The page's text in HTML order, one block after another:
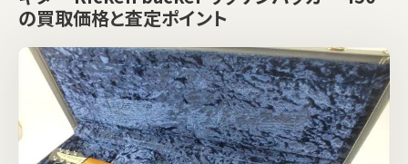
の買取価格と査定ポイント